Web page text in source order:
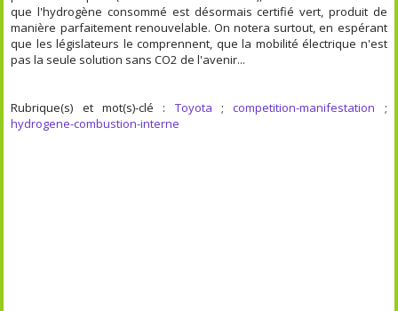
que l'hydrogène consommé est désormais certifié vert, produit de
manière parfaitement renouvelable. On notera surtout, en espérant
que les législateurs le comprennent, que la mobilité électrique n'est
pas la seule solution sans CO2 de l'avenir...
Rubrique(s) et mot(s)-clé : Toyota ;competition-manifestation ;
hydrogene-combustion-interne